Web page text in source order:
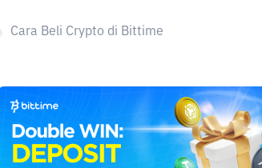
Cara Beli Crypto di Bittime